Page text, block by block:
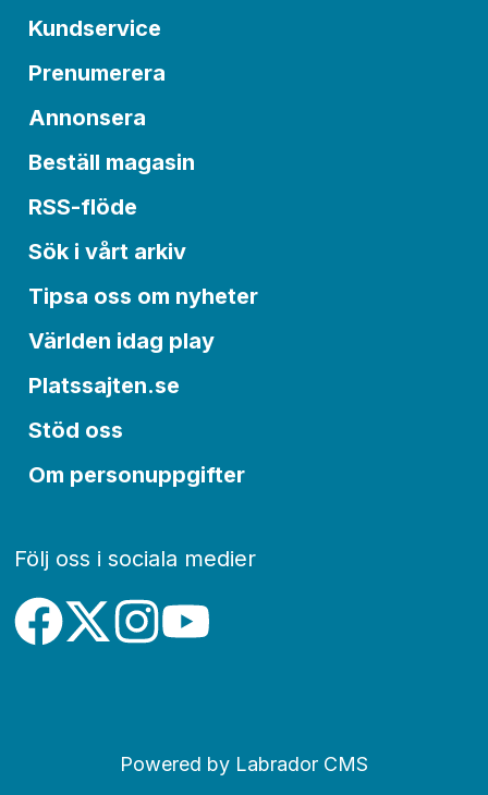
Kundservice
Prenumerera
Annonsera
Beställ magasin
RSS-flöde
Sök i vårt arkiv
Tipsa oss om nyheter
Världen idag play
Platssajten.se
Stöd oss
Om personuppgifter
Följ oss i sociala medier
Powered by Labrador CMS